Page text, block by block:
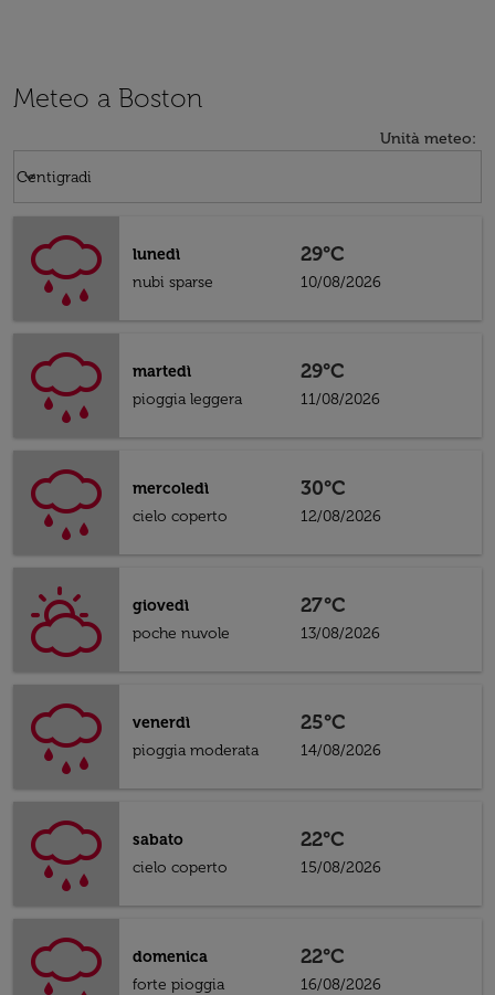
Meteo a Boston
Unità meteo:
Centigradi
keyboard_arrow_down
lunedì
nubi sparse
29°C
10/08/2026
martedì
pioggia leggera
29°C
11/08/2026
mercoledì
cielo coperto
30°C
12/08/2026
giovedì
poche nuvole
27°C
13/08/2026
venerdì
pioggia moderata
25°C
14/08/2026
sabato
cielo coperto
22°C
15/08/2026
domenica
forte pioggia
22°C
16/08/2026